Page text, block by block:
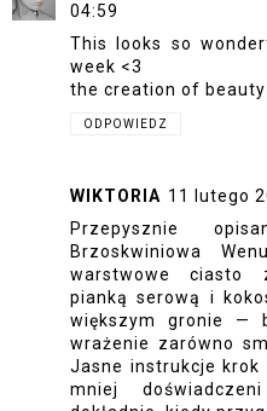
04:59
This looks so
week <3
the creation of beauty
ODPOWIEDZ
WIKTORIA 11 lutego
Przepysznie
Brzoskwiniowa
warstwowe ciasto
pianką serową i
większym gronie —
wrażenie zarówno
Jasne instrukcje
mniej